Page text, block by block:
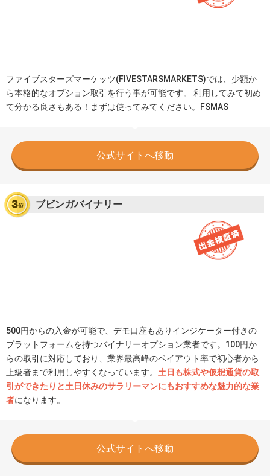
ファイブスターズマーケッツ(FIVESTARSMARKETS)では、少額か
ら本格的なオプション取引を行う事が可能です。 利用してみて初め
て分かる良さもある！まずは使ってみてください。FSMAS
公式サイトへ移動
ブビンガバイナリー
500円からの入金が可能で、デモ口座もありインジケーター付きの
プラットフォームを持つバイナリーオプション業者です。100円か
らの取引に対応しており、業界最高峰のペイアウト率で初心者から
上級者まで利用しやすくなっています。 土日も株式や仮想通貨の取
引ができたりと土日休みのサラリーマンにもおすすめな魅力的な業
者になります。
公式サイトへ移動